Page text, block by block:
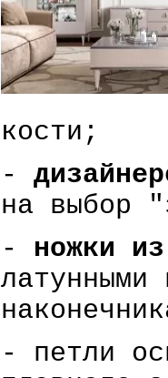
кости;
-
на выбор
- ножки
латунными
- петли